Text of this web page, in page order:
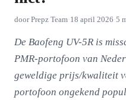
doorPrepz Team·18 april 2026 ·5
De Baofeng UV-5R is
PMR-portofoon van
geweldige prijs/kwaliteit
portofoon ongekend